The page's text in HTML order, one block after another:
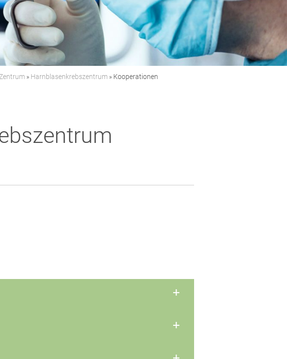
» Harnblasenkrebszentrum » Kooperationen